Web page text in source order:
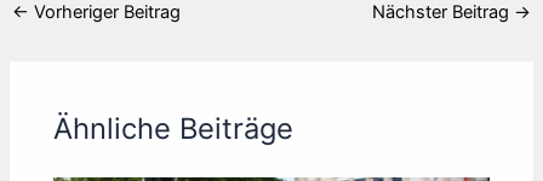
← Vorheriger Beitrag Nächster Beitrag →
Ähnliche Beiträge